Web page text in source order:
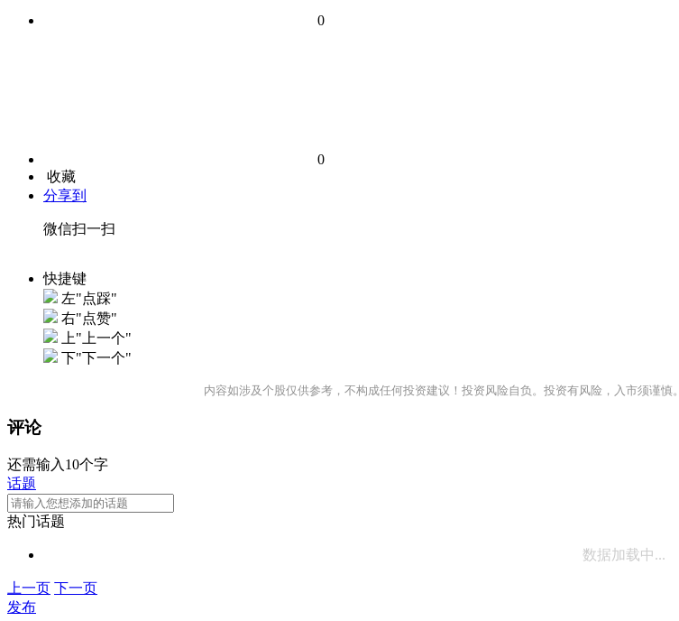
0
0
收藏
分享到
微信扫一扫
快捷键
左"点踩"
右"点赞"
上"上一个"
下"下一个"
内容如涉及个股仅供参考，不构成任何投资建议！投资风险自负。投资有风险，入市须谨慎。
评论
还需输入10个字
话题
热门话题
数据加载中...
上一页 下一页
发布